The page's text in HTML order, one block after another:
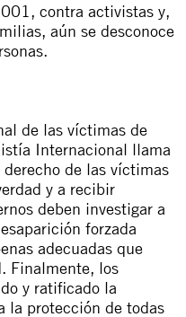
contra activistas y,
aún se desconoce
de las víctimas de
Internacional llama
de las víctimas
y a recibir
deben investigar a
forzada
adecuadas que
Finalmente, los
y ratificado la
la protección de todas